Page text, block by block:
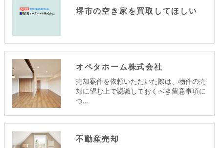
堺市の空き家を買取してほしい
オペタホーム株式会社
売却案件を依頼いただいた際は、物件の売
却に望む上で認識しておくべき留意事項に
つ…
不動産売却